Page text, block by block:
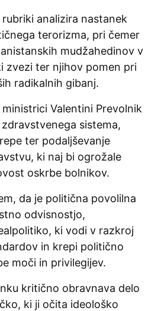
analizira nastanek
terorizma, pri čemer
mudžahedinov v
zvezi ter njihov pomen pri
radikalnih gibanj.
Valentini Prevolnik
sistema,
ter podaljševanje
ki naj bi ogrožale
oskrbe bolnikov.
da je politična povolilna
odvisnostjo,
ki vodi v razkroj
in krepi politično
moči in privilegijev.
kritično obravnava delo
ki ji očita ideološko